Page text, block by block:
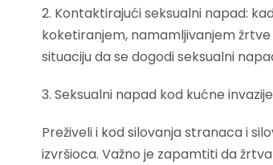
2. Kontaktirajući seksualni napad:
koketiranjem, namamljivanjem
situaciju da se dogodi seksualni
3. Seksualni napad kod kućne
Preživeli i kod silovanja stranaca i
izvršioca. Važno je zapamtiti da